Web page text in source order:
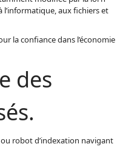
l’informatique, aux fichiers et
la confiance dans l’économie
des
robot d’indexation navigant